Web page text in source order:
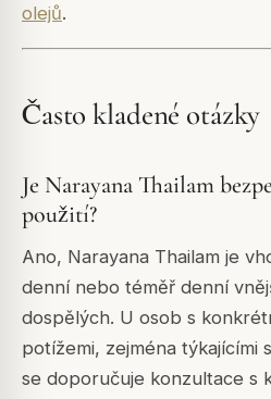
olejů.
Často kladené otázky
Je Narayana Thailam
použití?
Ano, Narayana Thailam je
denní nebo téměř denní
dospělých. U osob s
potížemi, zejména týkajícími
se doporučuje konzultace s